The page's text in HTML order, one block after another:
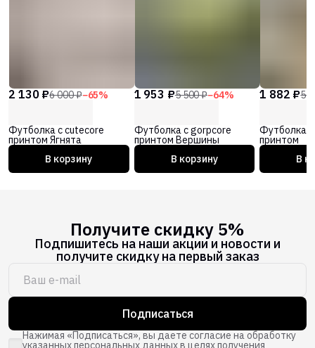
2 130 ₽6 000 ₽−65%
Футболка с cutecore
принтом Ягнята
В корзину
1 953 ₽5 500 ₽−64%
Футболка с gorpcore
принтом Вершины
В корзину
1 882 ₽5
Футболка
принтом
В
Получите скидку 5%
Подпишитесь на наши акции и новости и
получите скидку на первый заказ
Подписаться
Нажимая «Подписаться», вы даете согласие на обработку
указанных персональных данных в целях получения